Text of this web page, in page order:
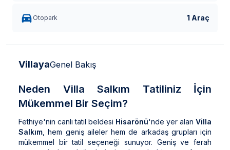
Otopark 1 Araç
VillayaGenel Bakış
Neden Villa Salkım Tatiliniz İçin
Mükemmel Bir Seçim?
Fethiye'nin canlı tatil beldesi Hisarönü'nde yer alan Villa
Salkım , hem geniş aileler hem de arkadaş grupları için
mükemmel bir tatil seçeneği sunuyor. Geniş ve ferah